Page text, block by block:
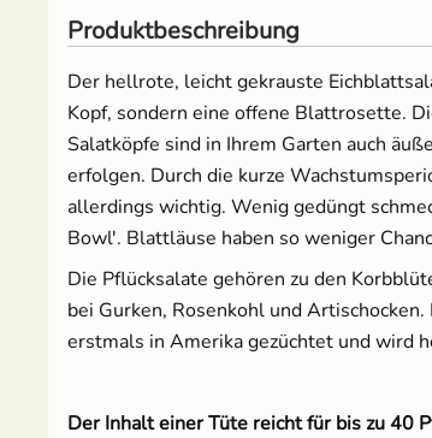
Produktbeschreibung
Der hellrote, leicht gekrauste
Kopf, sondern eine offene Blattrosette.
Salatköpfe sind in Ihrem Garten auch
erfolgen. Durch die kurze
allerdings wichtig. Wenig gedüngt
Bowl'. Blattläuse haben so weniger
Die Pflücksalate gehören zu den
bei Gurken, Rosenkohl und
erstmals in Amerika gezüchtet und wird
Der Inhalt einer Tüte reicht für bis zu 40
Russische Tomaten
Schwarze Tomaten
Tomaten für Tomatenhaus
Tomatensamen Set